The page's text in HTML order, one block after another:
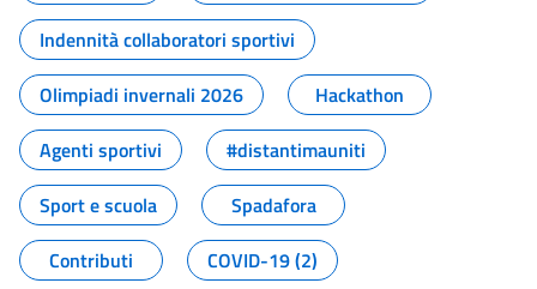
Indennità collaboratori sportivi
Olimpiadi invernali 2026
Hackathon
Agenti sportivi
#distantimauniti
Sport e scuola
Spadafora
Contributi
COVID-19 (2)